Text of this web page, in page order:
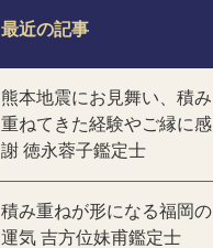
最近の記事
熊本地震にお見舞い、積み
重ねてきた経験やご縁に感
謝 徳永蓉子鑑定士
積み重ねが形になる福岡の
運気 吉方位妹甫鑑定士